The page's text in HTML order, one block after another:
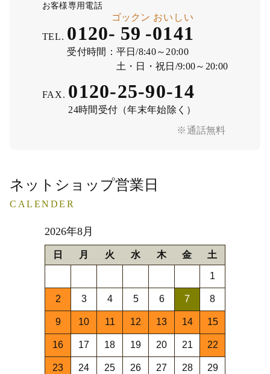
※通話無料
お客様専用電話
TEL. 0120- 59
ゴックン
-0141
おいしい
受付時間： 平日/8:40～20:00
土・日・祝日/9:00～20:00
FAX. 0120-25-90-14
24時間受付（年末年始除く）
ネットショップ営業日
CALENDER
2026年8月
日 月 火 水 木 金 土
1
2 3 4 5 6 7 8
9 10 11 12 13 14 15
16 17 18 19 20 21 22
23 24 25 26 27 28 29